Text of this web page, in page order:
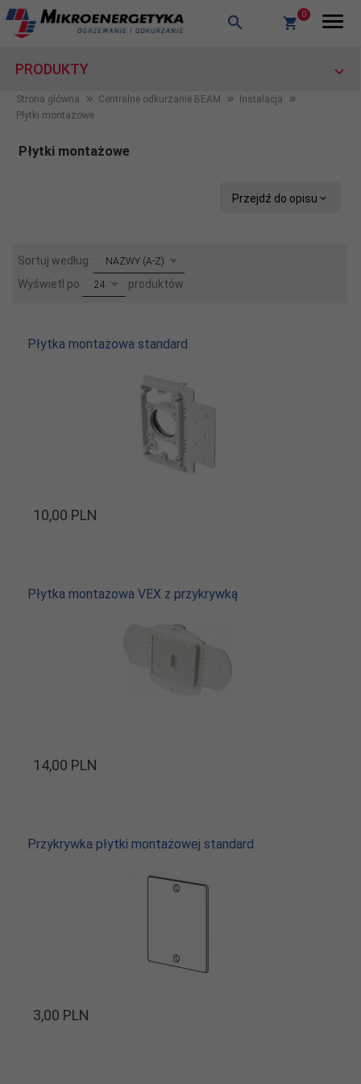
0
PRODUKTY
Strona główna Centralne odkurzanie BEAM
Instalacja
Płytki montażowe
Płytki montażowe
Przejdź do opisu
Sortuj według: sortNAZWY (A-Z)
Wyświetl po pop24 produktów
Płytka montażowa standard
10,00 PLN
Płytka montażowa VEX z przykrywką
14,00 PLN
Przykrywka płytki montażowej standard
3,00 PLN